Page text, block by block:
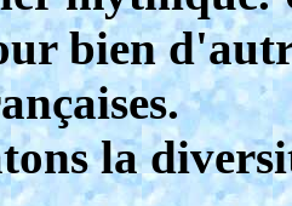
bien
la